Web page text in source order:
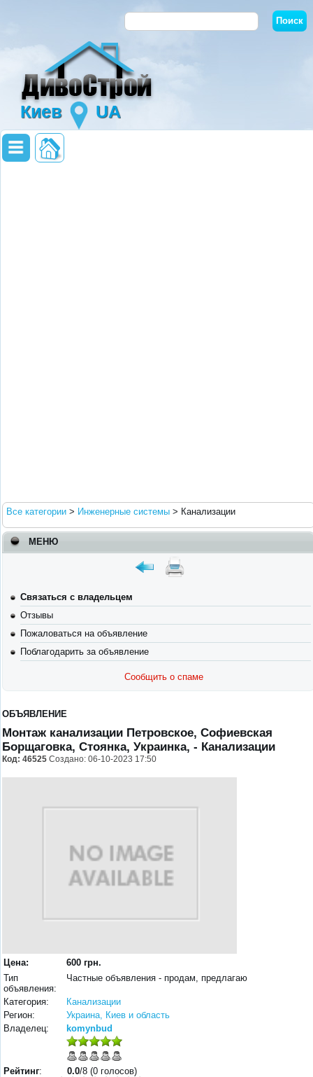
Киев UA
Все категории > Инженерные системы > Канализации
МЕНЮ
Связаться с владельцем
Отзывы
Пожаловаться на объявление
Поблагодарить за объявление
Сообщить о спаме
ОБЪЯВЛЕНИЕ
Монтаж канализации Петровское, Софиевская
Борщаговка, Стоянка, Украинка, - Канализации
Код: 46525 Создано: 06-10-2023 17:50
Цена:
600 грн.
Тип
объявления:
Частные объявления - продам, предлагаю
Категория:
Канализации
Регион:
Украина, Киев и область
Владелец:
komynbud
Рейтинг: 0.0/8 (0 голосов)